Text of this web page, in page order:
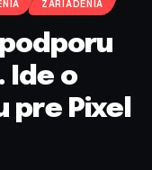
ZARIADENIA
Ide o
pre Pixel